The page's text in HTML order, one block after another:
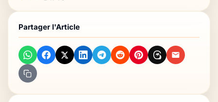
Délai ?
Conclusion
Questions fréquentes
Partager l'Article